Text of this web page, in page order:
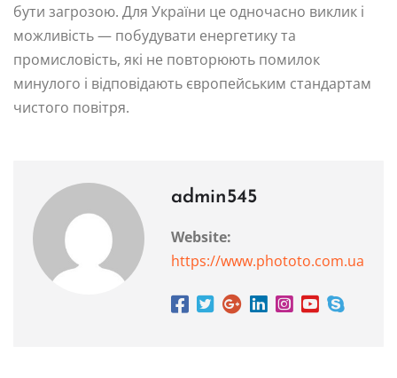
бути загрозою. Для України це одночасно виклик і
можливість — побудувати енергетику та
промисловість, які не повторюють помилок
минулого і відповідають європейським стандартам
чистого повітря.
admin545
Website:
https://www.phototo.com.ua